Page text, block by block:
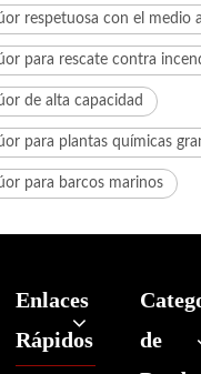
respetuosa con el medio
para rescate contra
de alta capacidad
para plantas químicas
para barcos marinos
Enlaces
Rápidos
de